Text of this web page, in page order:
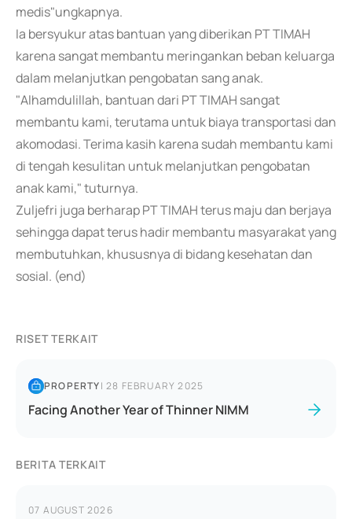
medis"ungkapnya.
Ia bersyukur atas bantuan yang diberikan PT TIMAH
karena sangat membantu meringankan beban keluarga
dalam melanjutkan pengobatan sang anak.
"Alhamdulillah, bantuan dari PT TIMAH sangat
membantu kami, terutama untuk biaya transportasi dan
akomodasi. Terima kasih karena sudah membantu kami
di tengah kesulitan untuk melanjutkan pengobatan
anak kami," tuturnya.
Zuljefri juga berharap PT TIMAH terus maju dan berjaya
sehingga dapat terus hadir membantu masyarakat yang
membutuhkan, khususnya di bidang kesehatan dan
sosial. (end)
RISET TERKAIT
PROPERTY|28 FEBRUARY 2025
Facing Another Year of Thinner NIMM
BERITA TERKAIT
07 AUGUST 2026